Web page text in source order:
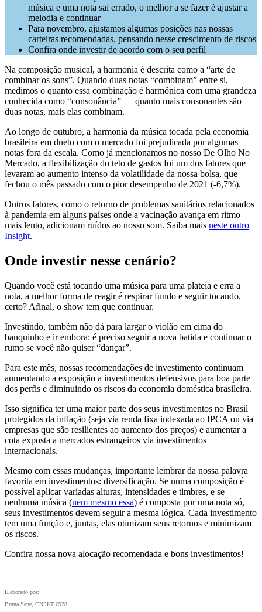
música e uma nota sai errado, o melhor a se fazer é ajustar a
melodia e continuar
Para novembro, ajustamos algumas posições nas nossas
carteiras recomendadas, pensando nesse crescimento de riscos
Confira onde investir de acordo com o seu perfil
Na composição musical, a harmonia é descrita como a “arte de
combinar os sons”. Quando duas notas “combinam” entre si,
medimos o quanto essa combinação é harmônica com uma grandeza
conhecida como “consonância” — quanto mais consonantes são
duas notas, mais elas combinam.
Ao longo de outubro, a harmonia da música tocada pela economia
brasileira em dueto com o mercado foi prejudicada por algumas
notas fora da escala. Como já mencionamos no nosso De Olho No
Mercado, a flexibilização do teto de gastos foi um dos fatores que
levaram ao aumento intenso da volatilidade da nossa bolsa, que
fechou o mês passado com o pior desempenho de 2021 (-6,7%).
Outros fatores, como o retorno de problemas sanitários relacionados
à pandemia em alguns países onde a vacinação avança em ritmo
mais lento, adicionam ruídos ao nosso som. Saiba mais neste outro
Insight.
Onde investir nesse cenário?
Quando você está tocando uma música para uma plateia e erra a
nota, a melhor forma de reagir é respirar fundo e seguir tocando,
certo? Afinal, o show tem que continuar.
Investindo, também não dá para largar o violão em cima do
banquinho e ir embora: é preciso seguir a nova batida e continuar o
rumo se você não quiser “dançar”.
Para este mês, nossas recomendações de investimento continuam
aumentando a exposição a investimentos defensivos para boa parte
dos perfis e diminuindo os riscos da economia doméstica brasileira.
Isso significa ter uma maior parte dos seus investimentos no Brasil
protegidos da inflação (seja via renda fixa indexada ao IPCA ou via
empresas que são resilientes ao aumento dos preços) e aumentar a
cota exposta a mercados estrangeiros via investimentos
internacionais.
Mesmo com essas mudanças, importante lembrar da nossa palavra
favorita em investimentos: diversificação. Se numa composição é
possível aplicar variadas alturas, intensidades e timbres, e se
nenhuma música (nem mesmo essa) é composta por uma nota só,
seus investimentos devem seguir a mesma lógica. Cada investimento
tem uma função e, juntas, elas otimizam seus retornos e minimizam
os riscos.
Confira nossa nova alocação recomendada e bons investimentos!
Elaborado por:
Bruna Sene, CNPI-T 6928